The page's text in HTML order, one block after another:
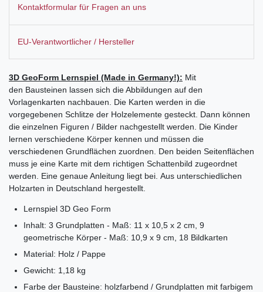
Kontaktformular für Fragen an uns
EU-Verantwortlicher / Hersteller
3D GeoForm Lernspiel (Made in Germany!): Mit
den Bausteinen lassen sich die Abbildungen auf den
Vorlagenkarten nachbauen. Die Karten werden in die
vorgegebenen Schlitze der Holzelemente gesteckt. Dann können
die einzelnen Figuren / Bilder nachgestellt werden. Die Kinder
lernen verschiedene Körper kennen und müssen die
verschiedenen Grundflächen zuordnen. Den beiden Seitenflächen
muss je eine Karte mit dem richtigen Schattenbild zugeordnet
werden. Eine genaue Anleitung liegt bei. Aus unterschiedlichen
Holzarten in Deutschland hergestellt.
Lernspiel 3D Geo Form
Inhalt: 3 Grundplatten - Maß: 11 x 10,5 x 2 cm, 9
geometrische Körper - Maß: 10,9 x 9 cm, 18 Bildkarten
Material: Holz / Pappe
Gewicht: 1,18 kg
Farbe der Bausteine: holzfarbend / Grundplatten mit farbigem